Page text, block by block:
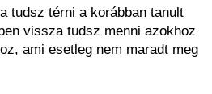
tudsz térni a korábban tanult
vissza tudsz menni azokhoz
ami esetleg nem maradt meg